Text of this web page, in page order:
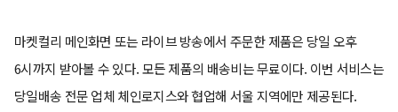
마켓컬리 메인화면 또는 라이브 방송에서 주문한 제품은 당일 오후
6시까지 받아볼 수 있다. 모든 제품의 배송비는 무료이다. 이번 서비스는
당일배송 전문 업체 체인로지스와 협업해 서울 지역에만 제공된다.